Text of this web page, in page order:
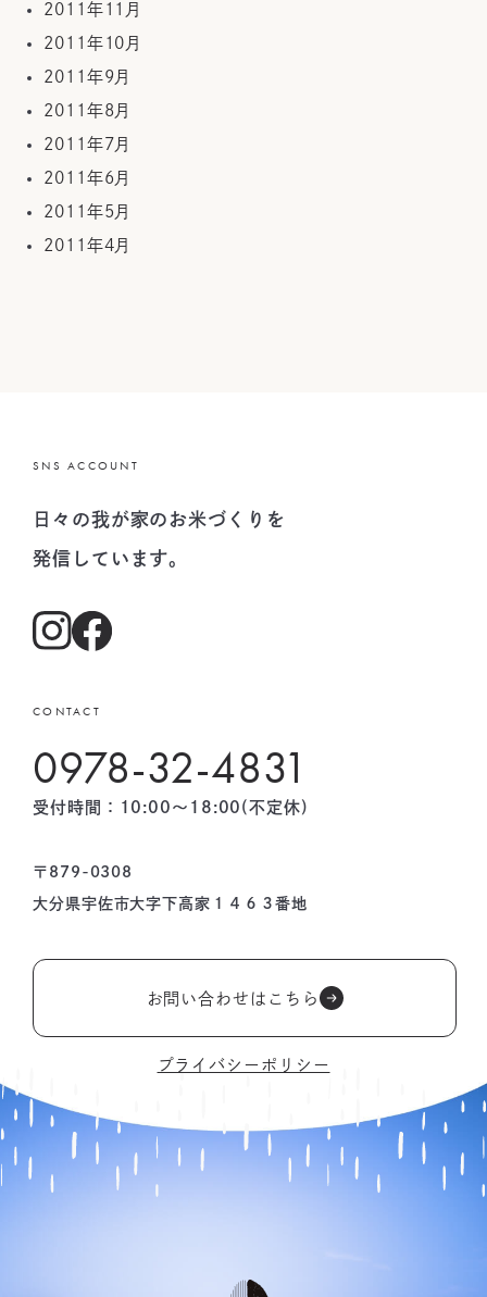
2011年11月
2011年10月
2011年9月
2011年8月
2011年7月
2011年6月
2011年5月
2011年4月
SNS ACCOUNT
日々の我が家のお米づくりを
発信しています。
CONTACT
0978-32-4831
受付時間：10:00〜18:00(不定休)
〒879-0308
大分県宇佐市大字下高家１４６３番地
お問い合わせはこちら
プライバシーポリシー